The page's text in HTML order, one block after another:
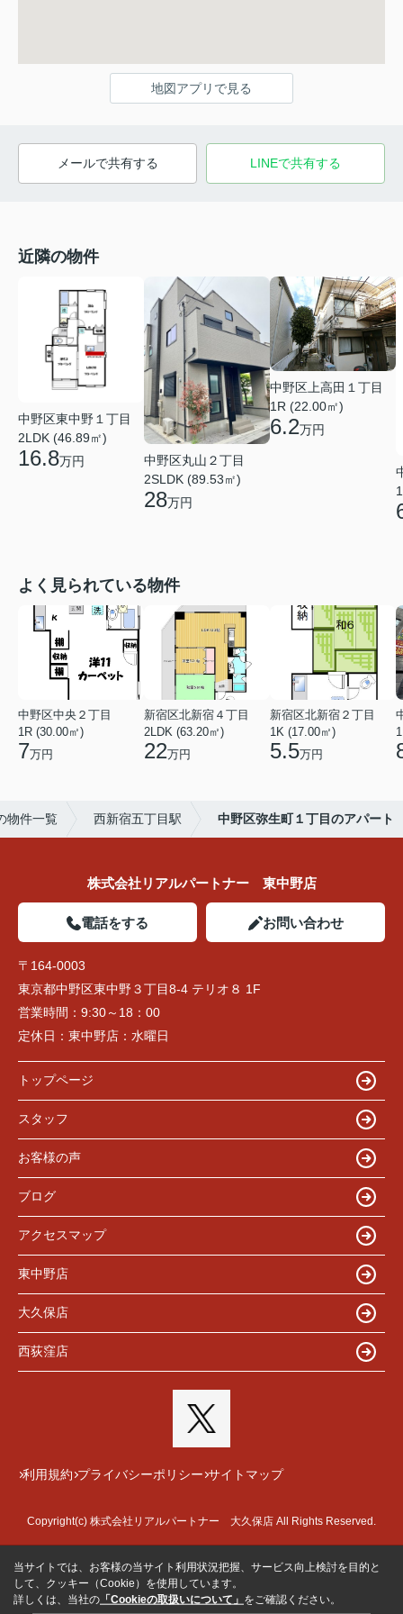
地図アプリで見る
メールで共有する LINEで共有する
近隣の物件
中野区東中野１丁目
2LDK (46.89㎡)
16.8万円
中野区丸山２丁目
2SLDK (89.53㎡)
28万円
中野区上高田１丁目
1R (22.00㎡)
6.2万円
よく見られている物件
中野区中央２丁目
1R (30.00㎡)
7万円
新宿区北新宿４丁目
2LDK (63.20㎡)
22万円
新宿区北新宿２丁目
1K (17.00㎡)
5.5万円
物件一覧 西新宿五丁目駅 中野区弥生町１丁目のアパート
株式会社リアルパートナー 東中野店
電話をする お問い合わせ
〒164-0003
東京都中野区東中野３丁目8-4 テリオ８ 1F
営業時間： 9:30～18：00
定休日： 東中野店：水曜日
トップページ
スタッフ
お客様の声
ブログ
アクセスマップ
東中野店
大久保店
西荻窪店
利用規約 プライバシーポリシー サイトマップ
Copyright(c) 株式会社リアルパートナー 大久保店 All Rights Reserved.
当サイトでは、お客様の当サイト利用状況把握、サービス向上検討を目的と
して、クッキー（Cookie）を使用しています。
詳しくは、当社の 「Cookieの取扱いについて」 をご確認ください。